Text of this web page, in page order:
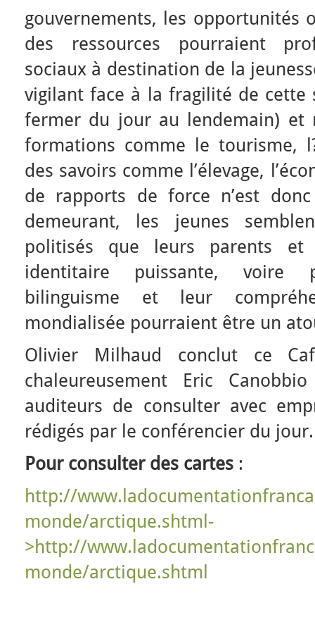
gouvernements, les opportunités
des ressources pourraient
sociaux à destination de la
vigilant face à la fragilité de cette
fermer du jour au lendemain) et
formations comme le tourisme,
des savoirs comme l’élevage,
de rapports de force n’est
demeurant, les jeunes
politisés que leurs parents et
identitaire puissante, voire
bilinguisme et leur
mondialisée pourraient être un
Olivier Milhaud conclut ce
chaleureusement Eric
auditeurs de consulter avec
rédigés par le conférencier du jour.
Pour consulter des cartes :
http://
monde/arctique.shtml-
>http://
monde/arctique.shtml